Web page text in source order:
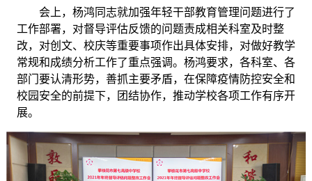
会上，杨鸿同志就加强年轻干部教育管理问题进行了
工作部署，对督导评估反馈的问题责成相关科室及时整
改，对创文、校庆等重要事项作出具体安排，对做好教学
常规和成绩分析工作了重点强调。杨鸿要求，各科室、各
部门要认清形势，善抓主要矛盾，在保障疫情防控安全和
校园安全的前提下，团结协作，推动学校各项工作有序开
展。